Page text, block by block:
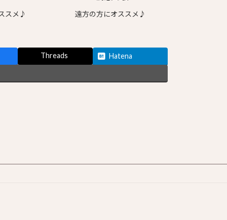
スメ♪ 遠方の方にオススメ♪
Threads Hatena